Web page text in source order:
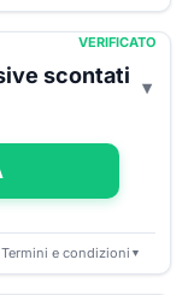
VERIFICATO
scontati
Termini e condizioni ▼